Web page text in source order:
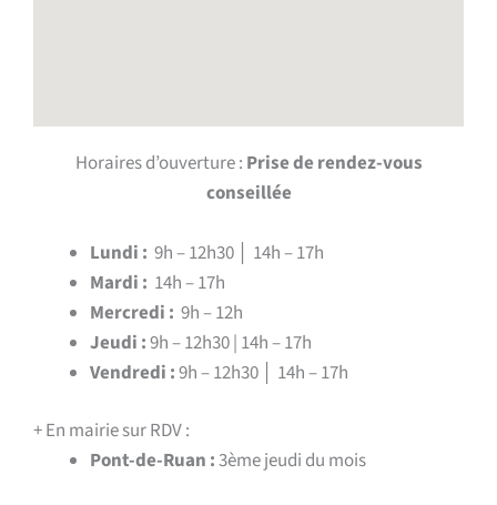
Horaires d’ouverture : Prise de rendez-vous
conseillée
Lundi : 9h – 12h30 │ 14h – 17h
Mardi : 14h – 17h
Mercredi : 9h – 12h
Jeudi :9h – 12h30 | 14h – 17h
Vendredi :9h – 12h30 │ 14h – 17h
+ En mairie sur RDV :
Pont-de-Ruan :3ème jeudi du mois